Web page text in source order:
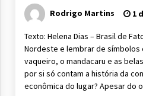
Rodrigo Martins 1
Texto: Helena Dias – Brasil de
Nordeste e lembrar de símbolos
vaqueiro, o mandacaru e as
por si só contam a história da
econômica do lugar? Apesar do